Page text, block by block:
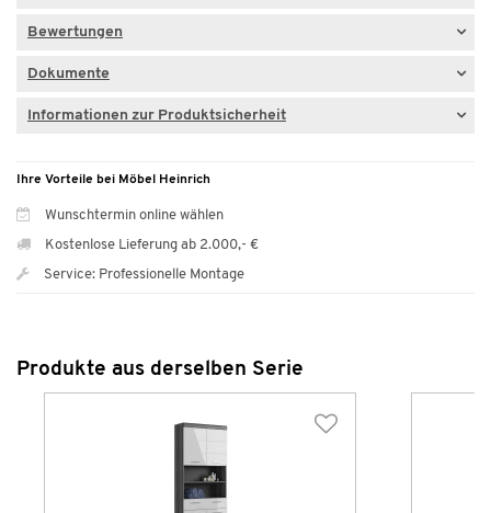
Bewertungen
Dokumente
Informationen zur Produktsicherheit
Ihre Vorteile bei Möbel Heinrich
Wunschtermin online wählen
Kostenlose Lieferung ab 2.000,- €
Service: Professionelle Montage
Produkte aus derselben Serie